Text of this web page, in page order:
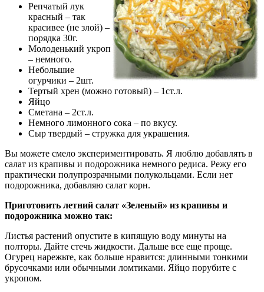
Репчатый лук
красный – так
красивее (не злой) –
порядка 30г.
Молоденький укроп
– немного.
Небольшие
огурчики – 2шт.
Тертый хрен (можно готовый) – 1ст.л.
Яйцо
Сметана – 2ст.л.
Немного лимонного сока – по вкусу.
Сыр твердый – стружка для украшения.
Вы можете смело экспериментировать. Я люблю добавлять в
салат из крапивы и подорожника немного редиса. Режу его
практически полупрозрачными полукольцами. Если нет
подорожника, добавляю салат корн.
Приготовить летний салат «Зеленый» из крапивы и
подорожника можно так:
Листья растений опустите в кипящую воду минуты на
полторы. Дайте стечь жидкости. Дальше все еще проще.
Огурец нарежьте, как больше нравится: длинными тонкими
брусочками или обычными ломтиками. Яйцо порубите с
укропом.